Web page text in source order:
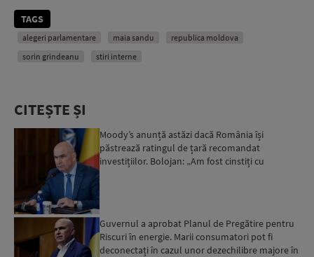
TAGS
alegeri parlamentare maia sandu
republica moldova
sorin grindeanu
stiri interne
CITEȘTE ȘI
Moody’s anunță astăzi dacă România își
păstrează ratingul de țară recomandat
investițiilor. Bolojan: „Am fost cinstiți cu
Guvernul a aprobat Planul de Pregătire pentru
Riscuri în energie. Marii consumatori pot fi
deconectați în cazul unor dezechilibre majore în